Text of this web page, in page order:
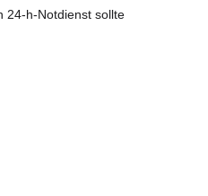
24-h-Notdienst sollte